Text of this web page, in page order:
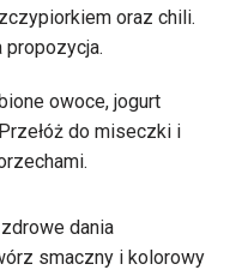
oraz chili.
propozycja.
owoce, jogurt
do miseczki i
dania
smaczny i kolorowy